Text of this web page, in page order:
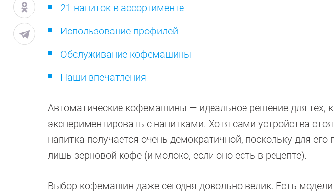
21 напиток в ассортименте
Использование профилей
Обслуживание кофемашины
Наши впечатления
Автоматические кофемашины — идеальное решение для тех,
экспериментировать с напитками. Хотя сами устройства
напитка получается очень демократичной, поскольку для его
лишь зерновой кофе (и молоко, если оно есть в рецепте).
Выбор кофемашин даже сегодня довольно велик. Есть